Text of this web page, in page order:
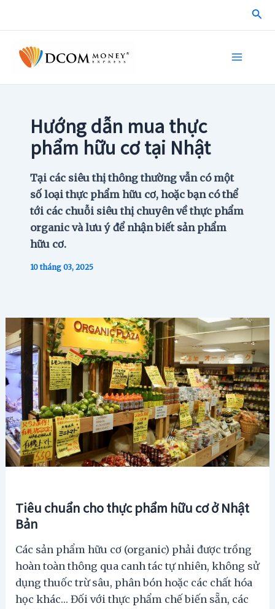
Hướng dẫn mua thực
phẩm hữu cơ tại Nhật
Tại các siêu thị thông thường vẫn có một
số loại thực phẩm hữu cơ, hoặc bạn có thể
tới các chuỗi siêu thị chuyên về thực phẩm
organic và lưu ý để nhận biết sản phẩm
hữu cơ.
10 tháng 03, 2025
Tiêu chuẩn cho thực phẩm hữu cơ ở Nhật
Bản
Các sản phẩm hữu cơ (organic) phải được trồng
hoàn toàn thông qua canh tác tự nhiên, không sử
dụng thuốc trừ sâu, phân bón hoặc các chất hóa
học khác… Đối với thực phẩm chế biến sẵn, các